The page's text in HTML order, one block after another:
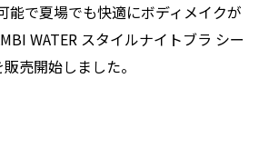
能で夏場でも快適にボディメイクが
WATER スタイルナイトブラ シー
売開始しました。